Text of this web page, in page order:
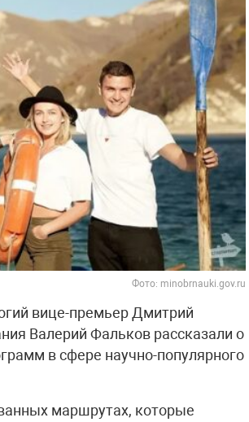
Фото: minobrnauki.gov.ru
вице-премьер Дмитрий
Валерий Фальков рассказали о
в сфере научно-популярного
маршрутах, которые